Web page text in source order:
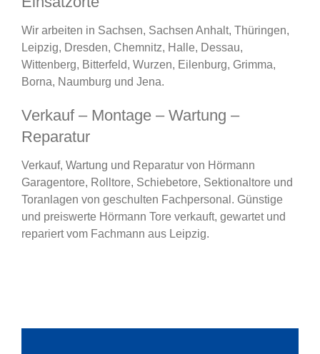
Wir arbeiten in Sachsen, Sachsen Anhalt, Thüringen,
Leipzig, Dresden, Chemnitz, Halle, Dessau,
Wittenberg, Bitterfeld, Wurzen, Eilenburg, Grimma,
Borna, Naumburg und Jena.
Verkauf – Montage – Wartung –
Reparatur
Verkauf, Wartung und Reparatur von Hörmann
Garagentore, Rolltore, Schiebetore, Sektionaltore und
Toranlagen von geschulten Fachpersonal. Günstige
und preiswerte Hörmann Tore verkauft, gewartet und
repariert vom Fachmann aus Leipzig.